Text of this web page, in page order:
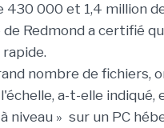
000 et 1,4 million
de Redmond a certifié
nombre de
a-t-elle
niveau » sur un PC